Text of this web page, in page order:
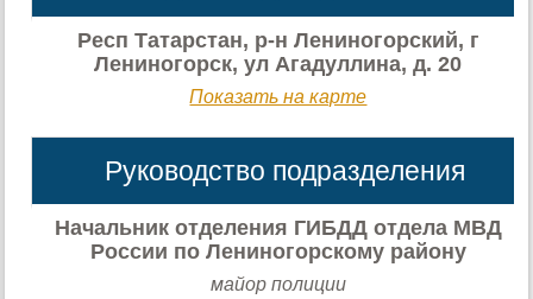
Респ Татарстан, р-н Лениногорский, г
Лениногорск, ул Агадуллина, д. 20
Показать на карте
Руководство подразделения
Начальник отделения ГИБДД отдела МВД
России по Лениногорскому району
майор полиции